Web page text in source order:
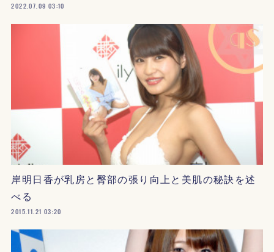
2022.07.09 03:10
岸明日香が乳房と臀部の張り向上と美肌の秘訣を述
べる
2015.11.21 03:20